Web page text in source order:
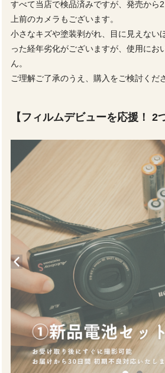
すべて当店で検品済みですが、発売から
上前のカメラもございます。
小さなキズや塗装剥がれ、目に見えない
った経年劣化がございますが、使用にお
ん。
ご理解ご了承のうえ、購入をご検討くだ
【フィルムデビューを応援！ 2